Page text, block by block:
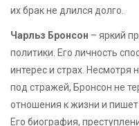
их брак не длился долго.
Чарльз Бронсон – яркий
политики. Его личность
интерес и страх. Несмотря
под стражей, Бронсон не
отношения к жизни и пишет
Его биография,